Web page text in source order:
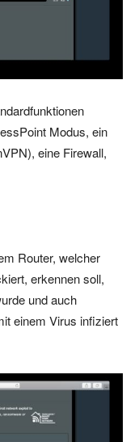
Modus, ein
eine Firewall,
Router, welcher
erkennen soll,
und auch
einem Virus infiziert